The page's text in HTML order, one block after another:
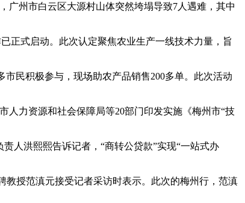
广州市白云区大源村山体突然垮塌导致7人遇难，其中
正式启动。此次认定聚焦农业生产一线技术力量，旨
民积极参与，现场助农产品销售200多单。此次活动
人力资源和社会保障局等20部门印发实施《梅州市“技
人洪熙熙告诉记者，“商转公贷款”实现“一站式办
教授范滇元接受记者采访时表示。此次的梅州行，范滇